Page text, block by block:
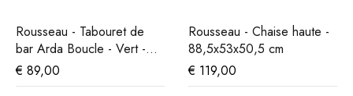
Rousseau - Tabouret de
bar Arda Boucle - Vert -
86x49x46 cm
€ 89,00
Rousseau - Chaise haute -
88,5x53x50,5 cm
€ 119,00